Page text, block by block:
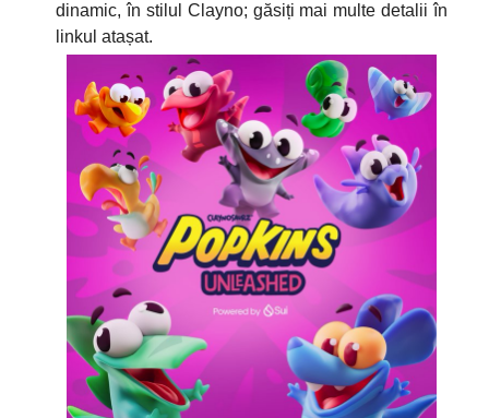
dinamic, în stilul Clayno; găsiți mai multe detalii în
linkul atașat.